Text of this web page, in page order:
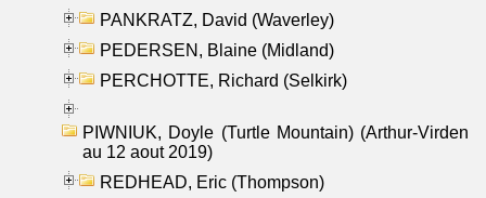
PANKRATZ, David (Waverley)
PEDERSEN, Blaine (Midland)
PERCHOTTE, Richard (Selkirk)
PIWNIUK, Doyle (Turtle Mountain) (Arthur-Virden
au 12 aout 2019)
REDHEAD, Eric (Thompson)